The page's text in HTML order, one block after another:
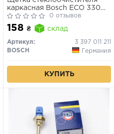
каркасная Bosch ECO 330
мм (13")
0 отзывов
158 ₴ склад
Артикул:
3 397 011 211
BOSCH
Германия
КУПИТЬ